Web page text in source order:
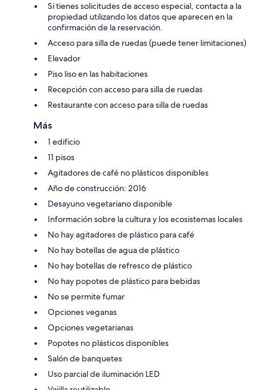
Si tienes solicitudes de acceso especial, contacta a la
propiedad utilizando los datos que aparecen en la
confirmación de la reservación.
Acceso para silla de ruedas (puede tener limitaciones)
Elevador
Piso liso en las habitaciones
Recepción con acceso para silla de ruedas
Restaurante con acceso para silla de ruedas
Más
1 edificio
11 pisos
Agitadores de café no plásticos disponibles
Año de construcción: 2016
Desayuno vegetariano disponible
Información sobre la cultura y los ecosistemas locales
No hay agitadores de plástico para café
No hay botellas de agua de plástico
No hay botellas de refresco de plástico
No hay popotes de plástico para bebidas
No se permite fumar
Opciones veganas
Opciones vegetarianas
Popotes no plásticos disponibles
Salón de banquetes
Uso parcial de iluminación LED